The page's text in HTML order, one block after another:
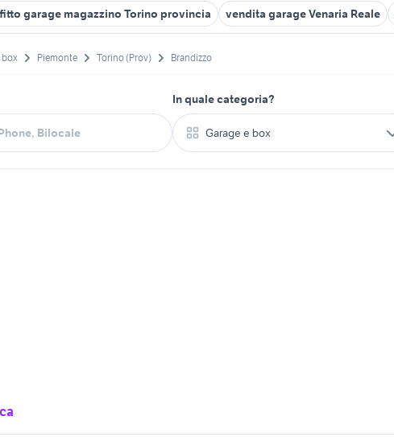
garage magazzino Torino provincia vendita garage Venaria Reale
box Piemonte Torino (Prov) Brandizzo
In quale categoria?
Garage e box